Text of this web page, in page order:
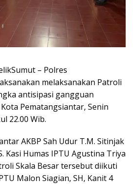
– Polres
melaksanakan Patroli
antisipasi gangguan
Pematangsiantar, Senin
22.00 Wib.
AKBP Sah Udur T.M. Sitinjak
Kasi Humas IPTU Agustina Triya
Skala Besar tersebut diikuti
Malon Siagian, SH, Kanit 4